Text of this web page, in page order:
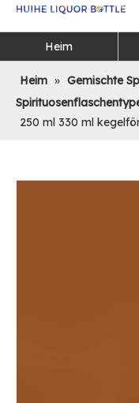
Heim
Heim » Gemischte
250 ml 330 ml